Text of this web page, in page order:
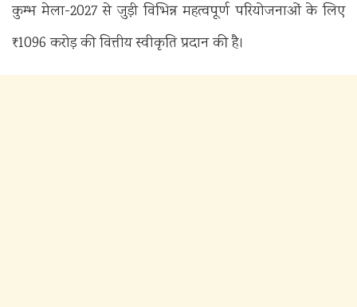
कुम्भ मेला-2027 से जुड़ी विभिन्न महत्वपूर्ण परियोजनाओं के लिए
₹1096 करोड़ की वित्तीय स्वीकृति प्रदान की है।